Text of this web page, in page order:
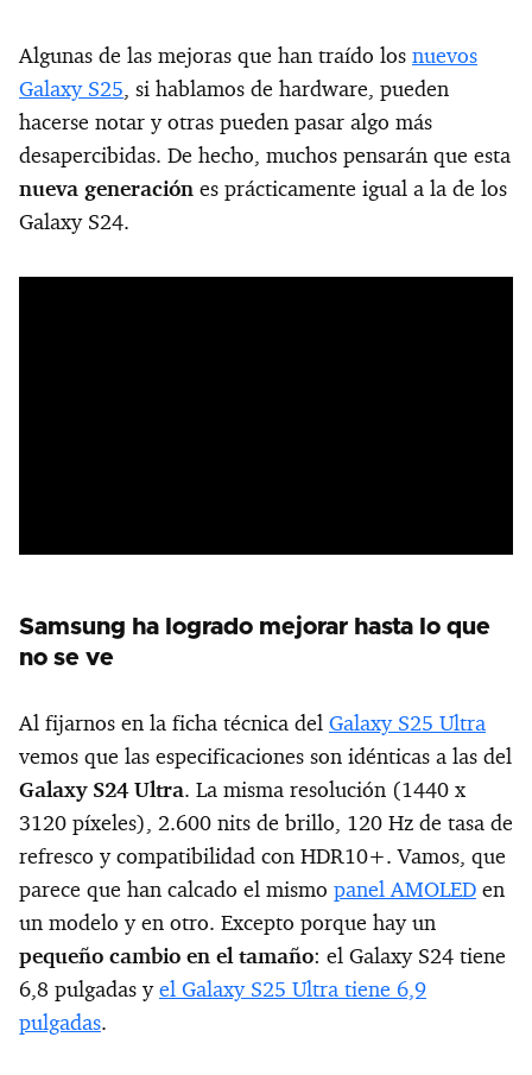
Algunas de las mejoras que han traído los nuevos
Galaxy S25, si hablamos de hardware, pueden
hacerse notar y otras pueden pasar algo más
desapercibidas. De hecho, muchos pensarán que esta
nueva generación es prácticamente igual a la de los
Galaxy S24.
Samsung ha logrado mejorar hasta lo que
no se ve
Al fijarnos en la ficha técnica del Galaxy S25 Ultra
vemos que las especificaciones son idénticas a las del
Galaxy S24 Ultra. La misma resolución (1440 x
3120 píxeles), 2.600 nits de brillo, 120 Hz de tasa de
refresco y compatibilidad con HDR10+. Vamos, que
parece que han calcado el mismo panel AMOLED en
un modelo y en otro. Excepto porque hay un
pequeño cambio en el tamaño: el Galaxy S24 tiene
6,8 pulgadas yel Galaxy S25 Ultra tiene 6,9
pulgadas.